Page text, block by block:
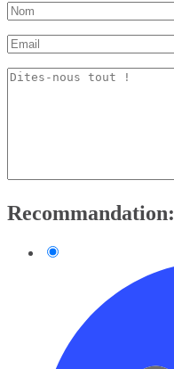
Recommandation: